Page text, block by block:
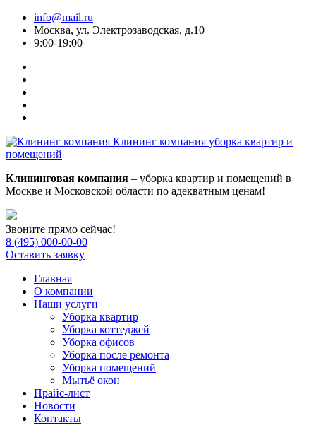
info@mail.ru
Москва, ул. Электрозаводская, д.10
9:00-19:00
Клининг компания уборка квартир и
помещений
Клининговая компания – уборка квартир и помещений в
Москве и Московской области по адекватным ценам!
Звоните прямо сейчас!
8 (495) 000-00-00
Оставить заявку
Главная
О компании
Наши услуги
Уборка квартир
Уборка коттеджей
Уборка офисов
Уборка после ремонта
Уборка помещений
Мытьё окон
Прайс-лист
Новости
Контакты